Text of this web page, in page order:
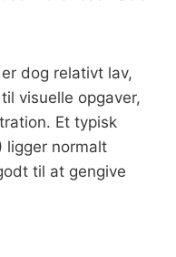
dog relativt lav,
visuelle opgaver,
Et typisk
ligger normalt
til at gengive